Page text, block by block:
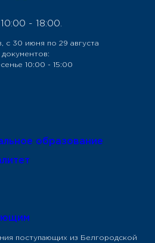
- 18:00.
с 30 июня по 29 августа
10:00 - 15:00
образование
поступающих из Белгородской